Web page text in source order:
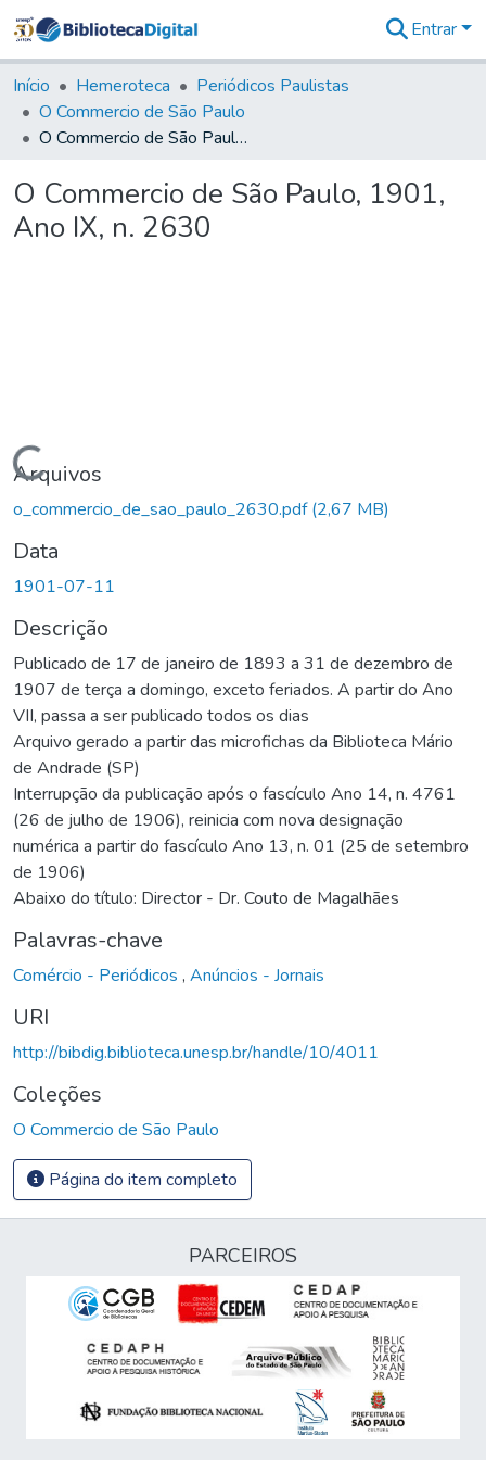
&
Coleções
Tudo na
Biblioteca
Estatísticas
Entrar
Início Hemeroteca
Periódicos Paulistas
O Commercio de São Paulo
O Commercio de São Paulo, 1901, Ano IX, n. 2630
O Commercio de São Paulo, 1901,
Ano IX, n. 2630
Carregando...
Arquivos
o_commercio_de_sao_paulo_2630.pdf(2,67 MB)
Data
1901-07-11
Descrição
Publicado de 17 de janeiro de 1893 a 31 de dezembro de
1907 de terça a domingo, exceto feriados. A partir do Ano
VII, passa a ser publicado todos os dias
Arquivo gerado a partir das microfichas da Biblioteca Mário
de Andrade (SP)
Interrupção da publicação após o fascículo Ano 14, n. 4761
(26 de julho de 1906), reinicia com nova designação
numérica a partir do fascículo Ano 13, n. 01 (25 de setembro
de 1906)
Abaixo do título: Director - Dr. Couto de Magalhães
Palavras-chave
Comércio - Periódicos , Anúncios - Jornais
URI
http://bibdig.biblioteca.unesp.br/handle/10/4011
Coleções
O Commercio de São Paulo
Página do item completo
PARCEIROS